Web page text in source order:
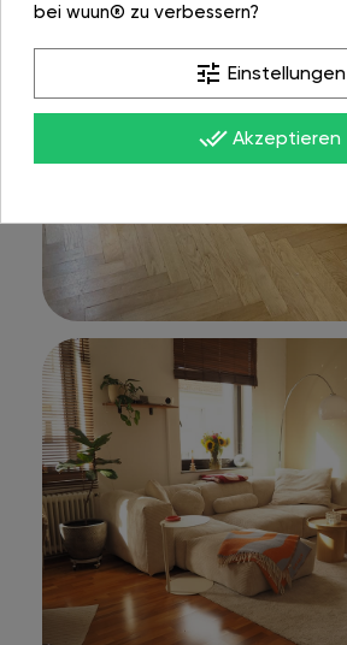
bei wuun® zu verbessern?
tune Einstellungen
done_all Akzeptieren